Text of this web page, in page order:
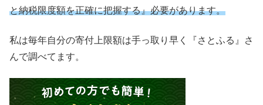
と納税限度額を正確に把握する』必要があります。
私は毎年自分の寄付上限額は手っ取り早く『さとふる』さ
んで調べてます。